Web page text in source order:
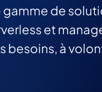
gamme de
et
besoins, à